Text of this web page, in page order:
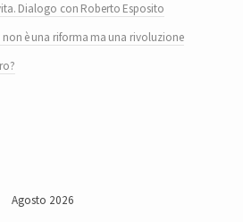
Dialogo con Roberto Esposito
è una riforma ma una rivoluzione
Agosto 2026